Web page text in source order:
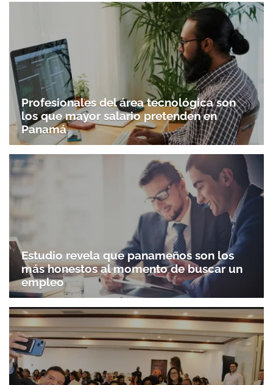
Profesionales del área tecnológica son
los que mayor salario pretenden en
Panamá
Estudio revela que panameños son los
más honestos al momento de buscar un
empleo